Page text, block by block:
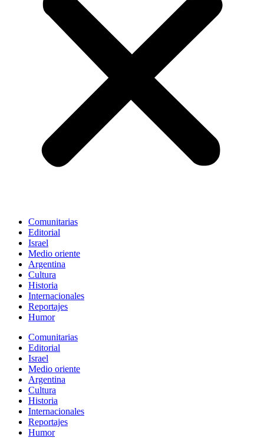
Comunitarias
Editorial
Israel
Medio oriente
Argentina
Cultura
Historia
Internacionales
Reportajes
Humor
Comunitarias
Editorial
Israel
Medio oriente
Argentina
Cultura
Historia
Internacionales
Reportajes
Humor